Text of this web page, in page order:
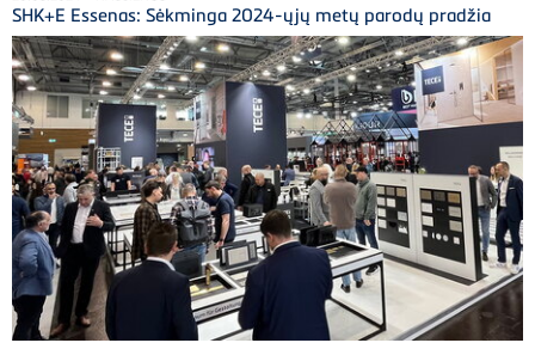
SHK+E Essenas: Sėkminga 2024-ųjų metų parodų pradžia